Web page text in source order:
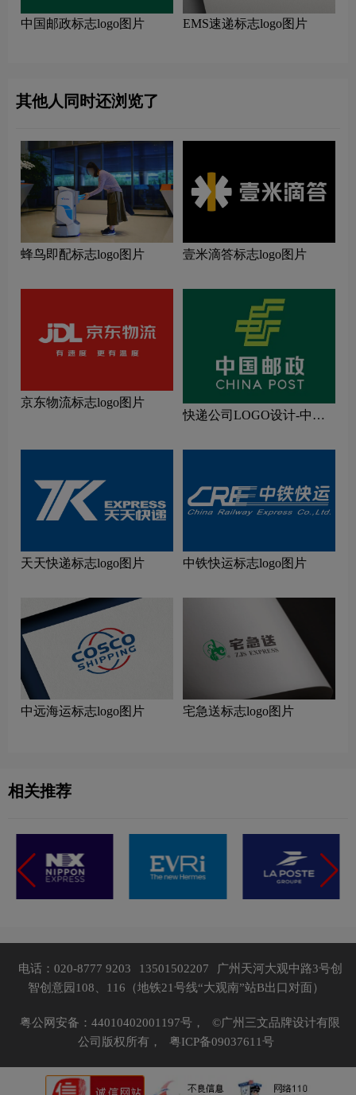
中国邮政标志logo图片 EMS速递标志logo图片
其他人同时还浏览了
蜂鸟即配标志logo图片 壹米滴答标志logo图片
京东物流标志logo图片
快递公司LOGO设计-中国
天天快递标志logo图片 中铁快运标志logo图片
中远海运标志logo图片 宅急送标志logo图片
相关推荐
电话：020-8777 9203 13501502207
广州天河大观中路3号创
智创意园108、116（地铁21号线“大观南”站B出口对面）
粤公网安备：44010402001197号，
©广州三文品牌设计有限
公司版权所有，
粤ICP备09037611号